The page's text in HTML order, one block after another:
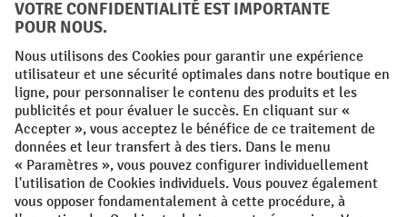
Conditions générales Mentions légales
Protection des Données Politique de cookies
All prices excl. VAT plusshipping costsand possible delivery charges,
if not stated otherwise.
¹ La remise est valable jusqu'à épuisement des stocks. La remise ne